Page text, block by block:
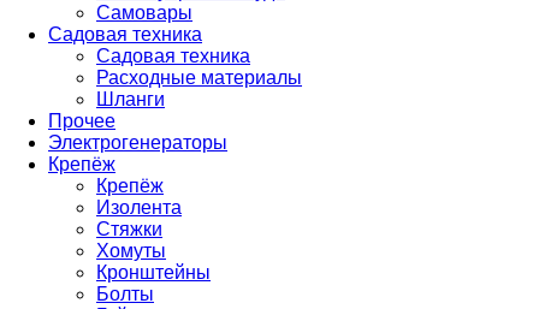
Самовары
Садовая техника
Садовая техника
Расходные материалы
Шланги
Прочее
Электрогенераторы
Крепёж
Крепёж
Изолента
Стяжки
Хомуты
Кронштейны
Болты